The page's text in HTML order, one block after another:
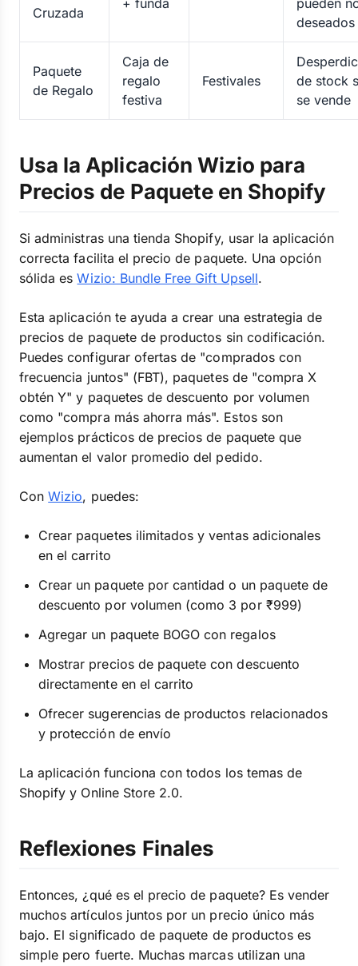
Cruzada
+ funda
pueden
deseados
Paquete
de Regalo
Caja de
regalo
festiva
Festivales
de stock
se vende
Usa la Aplicación Wizio para
Precios de Paquete en Shopify
Si administras una tienda Shopify, usar la aplicación
correcta facilita el precio de paquete. Una opción
sólida esWizio: Bundle Free Gift Upsell.
Esta aplicación te ayuda a crear una estrategia de
precios de paquete de productos sin codificación.
Puedes configurar ofertas de "comprados con
frecuencia juntos" (FBT), paquetes de "compra X
obtén Y" y paquetes de descuento por volumen
como "compra más ahorra más". Estos son
ejemplos prácticos de precios de paquete que
aumentan el valor promedio del pedido.
ConWizio, puedes:
Crear paquetes ilimitados y ventas adicionales
en el carrito
Crear un paquete por cantidad o un paquete de
descuento por volumen (como 3 por ₹999)
Agregar un paquete BOGO con regalos
Mostrar precios de paquete con descuento
directamente en el carrito
Ofrecer sugerencias de productos relacionados
y protección de envío
La aplicación funciona con todos los temas de
Shopify y Online Store 2.0.
Reflexiones Finales
Entonces, ¿qué es el precio de paquete? Es vender
muchos artículos juntos por un precio único más
bajo. El significado de paquete de productos es
simple pero fuerte. Muchas marcas utilizan una